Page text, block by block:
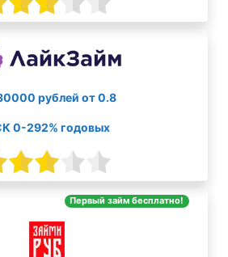
рублей от 0.8
0-292% годовых
Первый займ бесплатно!